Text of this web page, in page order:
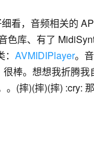
看，音频相关的
色库、有了
AVMIDIPlayer。
棒。想想我折腾我
(摔)(摔)(摔) :cry: